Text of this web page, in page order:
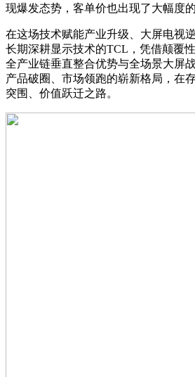
现爆发态势，客单价也出现了大幅度的
在这场技术赋能产业升级、大屏电视
长期深耕显示技术的TCL，凭借颠覆
全产业链垂直整合优势与全场景大屏
产品破圈、市场领跑的崭新格局，在
突围、价值跃迁之路。